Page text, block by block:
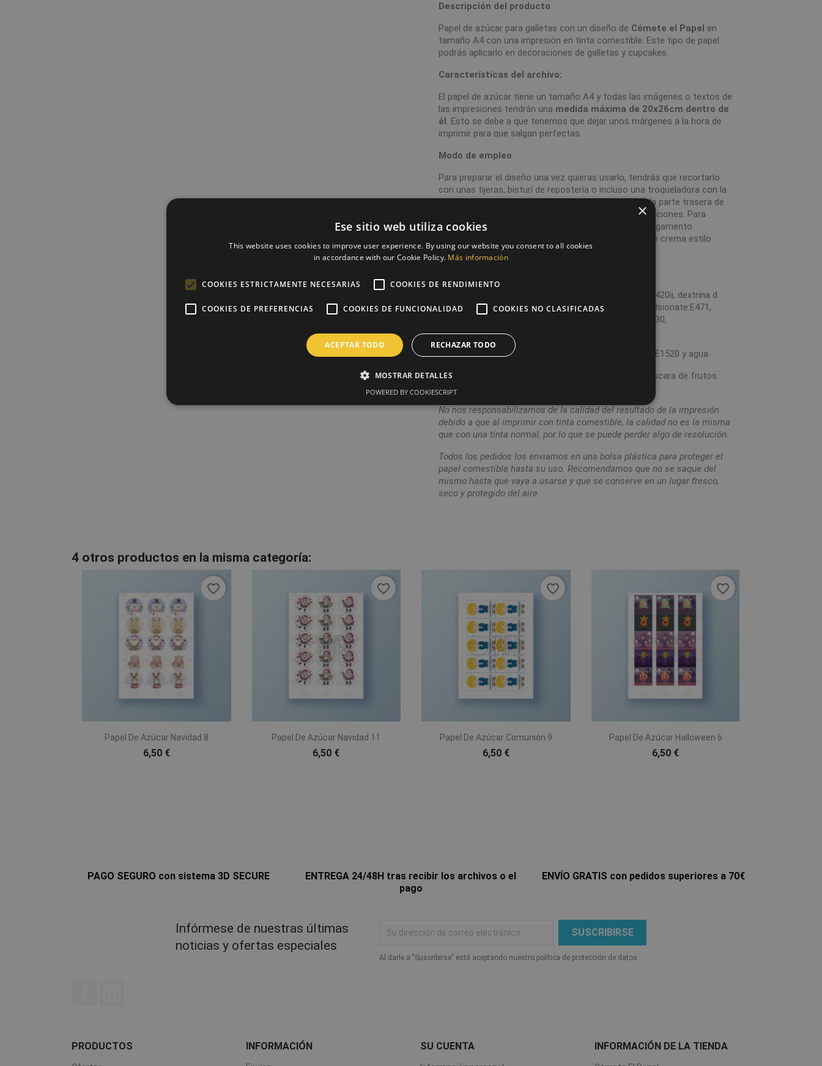
Descripción del producto
Papel de azúcar para galletas con un diseño de Cómete el Papel en
tamaño A4 con una impresión en tinta comestible. Este tipo de papel
podrás aplicarlo en decoraciones de galletas y cupcakes.
Características del archivo:
El papel de azúcar tiene un tamaño A4 y todas las imágenes o textos de
las impresiones tendrán una medida máxima de 20x26cm dentro de
él. Esto se debe a que tenemos que dejar unos márgenes a la hora de
imprimir para que salgan perfectas.
Modo de empleo
Para preparar el diseño una vez quieras usarlo, tendrás que recortarlo
con unas tijeras, bisturí de repostería o incluso una troqueladora con la
forma que quieras. Evita quitar la lámina plástica de la parte trasera de
la hoja hasta que vayas a pegarlo para evitar deformaciones. Para
aplicarlo en tu postre tendrás que usar un poco de pegamento
comestible, agua con azúcar, glaseado o algún tipo de crema estilo
Nutella o dulce de leche.
Almidón modificado 48%(E1422), edulcorante:E420ii, dextrina d
tapioca, grasa vegetal(karité9, humectante:E422, emulsionate:E471,
estabilizadores:E407, E466,E415, aroma, acidulante:E330,
conservante:E202, edulcorante:E955.
Tinta:E102, E104, E110, E122, E133, E151, E330, E422, E1520 y agua.
Alérgenos: Puede contener trazas de leche, soja y cáscara de frutos.
SIN GLUTEN.
No nos responsabilizamos de la calidad del resultado de la impresión
debido a que al imprimir con tinta comestible, la calidad no es la misma
que con una tinta normal, por lo que se puede perder algo de resolución.
Todos los pedidos los enviamos en una bolsa plástica para proteger el
papel comestible hasta su uso. Recomendamos que no se saque del
mismo hasta que vaya a usarse y que se conserve en un lugar fresco,
seco y protegido del aire.
4 otros productos en la misma categoría:
Vista rápida
Papel De Azúcar Navidad 8
6,50 €
favorite_border
 Vista rápida
Papel De Azúcar Navidad 11
6,50 €
favorite_border
Vista rápida
Papel De Azúcar Comunión 9
6,50 €
favorite_border
Vista rápida
Papel De Azúcar Halloween 6
6,50 €
favorite_border
PAGO SEGURO con sistema 3D SECURE
ENTREGA 24/48H tras recibir los archivos o el
pago
ENVÍO GRATIS con pedidos superiores a 70€
Infórmese de nuestras últimas
noticias y ofertas especiales
Al darle a "Suscribirse" está aceptando nuestro política de protección de datos.
PRODUCTOS INFORMACIÓN SU CUENTA INFORMACIÓN DE LA TIENDA
×
Ese sitio web utiliza cookies
This website uses cookies to improve user experience. By using our website you consent to all cookies
in accordance with our Cookie Policy. Más información
COOKIES ESTRICTAMENTE NECESARIAS COOKIES DE RENDIMIENTO
COOKIES DE PREFERENCIAS COOKIES DE FUNCIONALIDAD COOKIES NO CLASIFICADAS
ACEPTAR TODO RECHAZAR TODO
MOSTRAR DETALLES
POWERED BY COOKIESCRIPT